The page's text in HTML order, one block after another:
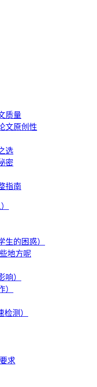
质量
文原创性
选
密
指南
的困惑）
地方呢
响）
）
测）
求